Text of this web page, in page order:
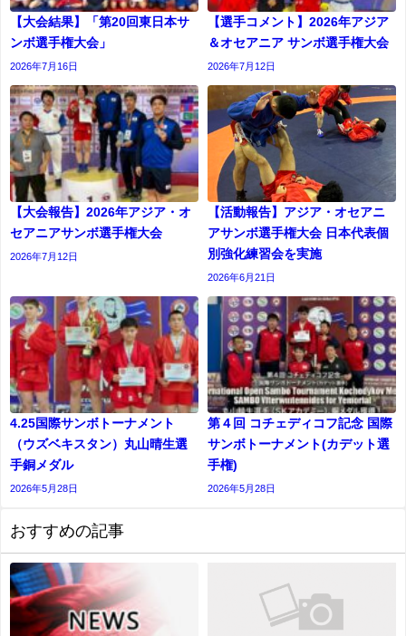
【大会結果】「第20回東日本サ
ンボ選手権大会」
2026年7月16日
【選手コメント】2026年アジア
＆オセアニア サンボ選手権大会
2026年7月12日
【大会報告】2026年アジア・オ
セアニアサンボ選手権大会
2026年7月12日
【活動報告】アジア・オセアニ
アサンボ選手権大会 日本代表個
別強化練習会を実施
2026年6月21日
4.25国際サンボトーナメント
（ウズベキスタン）丸山晴生選
手銅メダル
2026年5月28日
第４回 コチェディコフ記念 国際
サンボトーナメント(カデット選
⼿権)
2026年5月28日
おすすめの記事